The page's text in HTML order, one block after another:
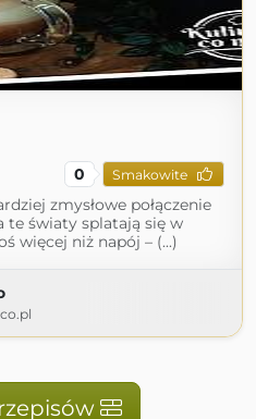
0 Smakowite
zmysłowe połączenie
te światy splatają się w
więcej niż napój – (...)